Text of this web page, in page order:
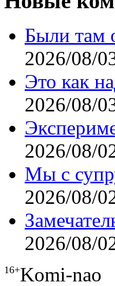
Были там
2026/08/
Это как
2026/08/
2026/08/
Мы с
2026/08/
2026/08/
16+Komi-nao